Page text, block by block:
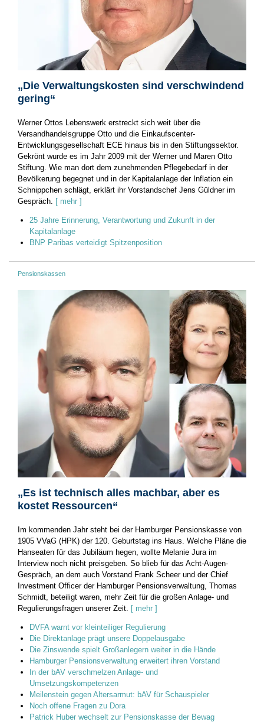
„Die Verwaltungskosten sind verschwindend
gering“
Werner Ottos Lebenswerk erstreckt sich weit über die
Versandhandelsgruppe Otto und die Einkaufscenter-
Entwicklungsgesellschaft ECE hinaus bis in den Stiftungssektor.
Gekrönt wurde es im Jahr 2009 mit der Werner und Maren Otto
Stiftung. Wie man dort dem zunehmenden Pflegebedarf in der
Bevölkerung begegnet und in der Kapitalanlage der Inflation ein
Schnippchen schlägt, erklärt ihr Vorstandschef Jens Güldner im
Gespräch. [ mehr ]
25 Jahre Erinnerung, Verantwortung und Zukunft in der
Kapitalanlage
BNP Paribas verteidigt Spitzenposition
Pensionskassen
„Es ist technisch alles machbar, aber es
kostet Ressourcen“
Im kommenden Jahr steht bei der Hamburger Pensionskasse von
1905 VVaG (HPK) der 120. Geburtstag ins Haus. Welche Pläne die
Hanseaten für das Jubiläum hegen, wollte Melanie Jura im
Interview noch nicht preisgeben. So blieb für das Acht-Augen-
Gespräch, an dem auch Vorstand Frank Scheer und der Chief
Investment Officer der Hamburger Pensionsverwaltung, Thomas
Schmidt, beteiligt waren, mehr Zeit für die großen Anlage- und
Regulierungsfragen unserer Zeit.
[ mehr ]
DVFA warnt vor kleinteiliger Regulierung
Die Direktanlage prägt unsere Doppelausgabe
Die Zinswende spielt Großanlegern weiter in die Hände
Hamburger Pensionsverwaltung erweitert ihren Vorstand
In der bAV verschmelzen Anlage- und
Umsetzungskompetenzen
Meilenstein gegen Altersarmut: bAV für Schauspieler
Noch offene Fragen zu Dora
Patrick Huber wechselt zur Pensionskasse der Bewag